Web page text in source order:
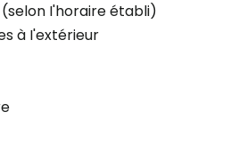
I'horaire établi)
à I'extérieur